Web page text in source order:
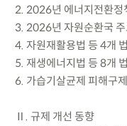
2. 2026년 에너지전환정
3. 2026년 자원순환국 주
4. 자원재활용법 등 4개
5. 재생에너지법 등 8개
6. 가습기살균제 피해구
Ⅱ. 규제 개선 동향